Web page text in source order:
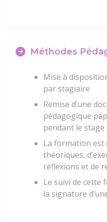
Méthodes
Mise à
par stagiaire
Remise d’une
pédagogique
pendant le stage
La formation est
théoriques,
réflexions et de
Le suivi de cette
la signature